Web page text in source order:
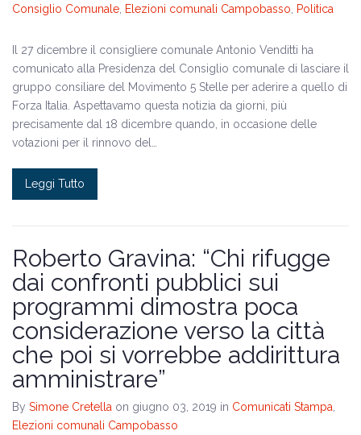
Consiglio Comunale Elezioni comunali Campobasso Politica
Il 27 dicembre il consigliere comunale Antonio Venditti ha
comunicato alla Presidenza del Consiglio comunale di lasciare il
gruppo consiliare del Movimento 5 Stelle per aderire a quello di
Forza Italia. Aspettavamo questa notizia da giorni, più
precisamente dal 18 dicembre quando, in occasione delle
votazioni per il rinnovo del…
Leggi Tutto
Roberto Gravina: “Chi rifugge
dai confronti pubblici sui
programmi dimostra poca
considerazione verso la città
che poi si vorrebbe addirittura
amministrare”
By Simone Cretella on giugno 03, 2019 in Comunicati Stampa
Elezioni comunali Campobasso